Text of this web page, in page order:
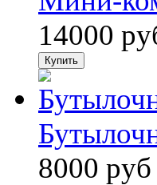
14000
8000 руб